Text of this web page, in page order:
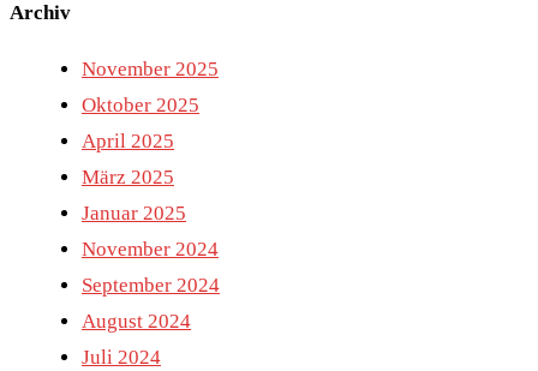
Archiv
November 2025
Oktober 2025
April 2025
März 2025
Januar 2025
November 2024
September 2024
August 2024
Juli 2024